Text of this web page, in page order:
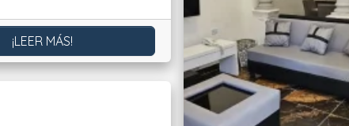
¡LEER MÁS!